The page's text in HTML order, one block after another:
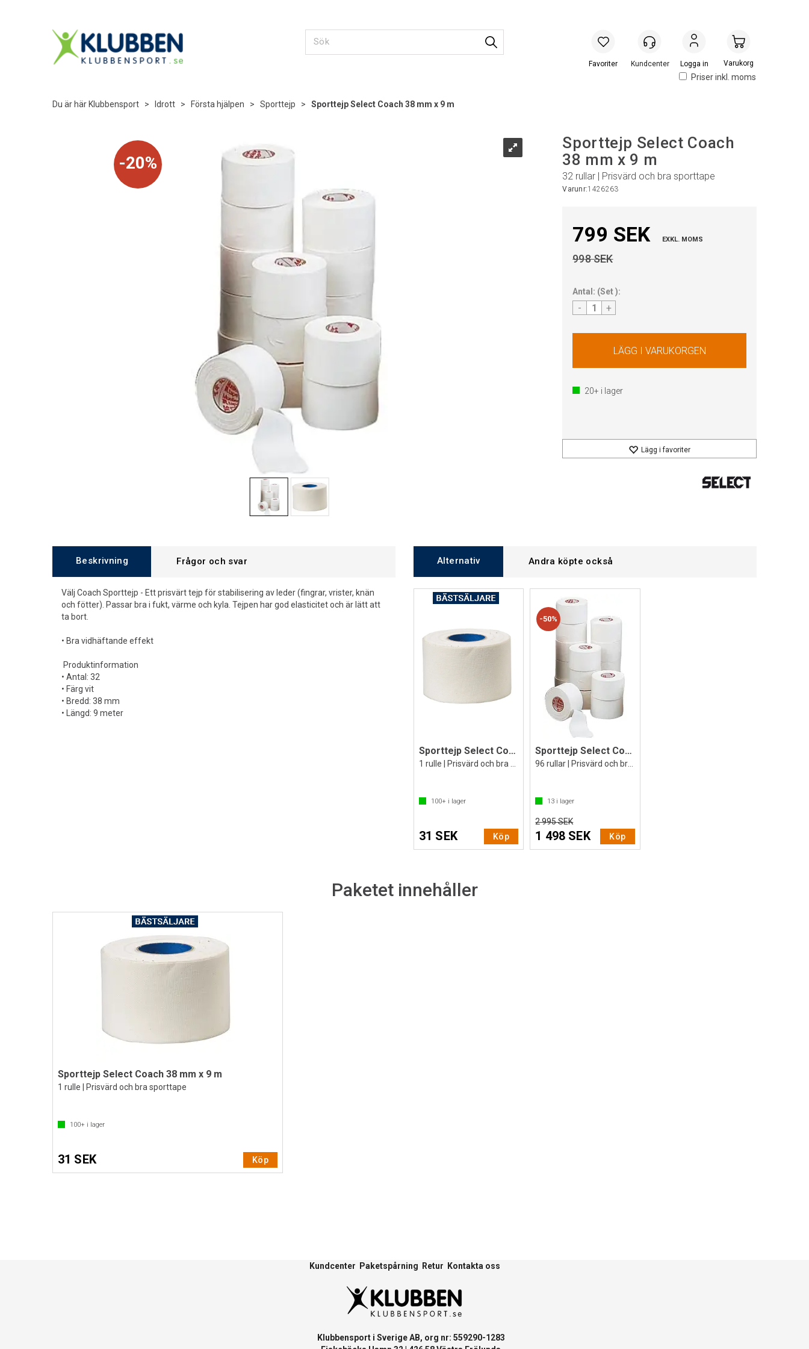
Priser inkl. moms
Logga in Handlevogn
Du är här Klubbensport > Idrott > Första hjälpen > Sporttejp > Sporttejp Select Coach 38 mm x 9 m
20%
Sporttejp Select Coach
38 mm x 9 m
32 rullar | Prisvärd och bra sporttape
Varunr:1426263
799 SEK EXKL. MOMS
998 SEK
Antal: (Set):
- +
20+ i lager
Lägg i favoriter
Beskrivning Frågor och svar
Välj Coach Sporttejp - Ett prisvärt tejp för stabilisering av leder (fingrar, vrister, knän
och fötter). Passar bra i fukt, värme och kyla. Tejpen har god elasticitet och är lätt att
ta bort.
• Bra vidhäftande effekt
Produktinformation
• Antal: 32
• Färg vit
• Bredd: 38 mm
• Längd: 9 meter
Alternativ Andra köpte också
Sporttejp Select Coach 38 mm x 9 m
100+ i lager
31 SEK Köp
50%
Sporttejp Select Coach 38 mm x 9 m
13 i lager
2 995 SEK
1 498 SEK Köp
Paketet innehåller
Sporttejp Select Coach 38 mm x 9 m
1 rulle | Prisvärd och bra sporttape
100+ i lager
31 SEK Köp
Kundcenter Paketspårning Retur Kontakta oss
Klubbensport i Sverige AB, org nr: 559290-1283